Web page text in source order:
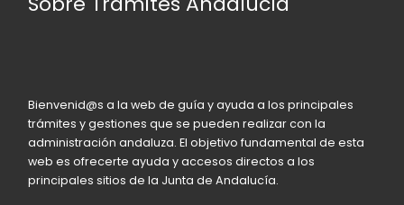
Bienvenid@s a la web de guía y ayuda a los principales
trámites y gestiones que se pueden realizar con la
administración andaluza. El objetivo fundamental de esta
web es ofrecerte ayuda y accesos directos a los
principales sitios de la Junta de Andalucía.